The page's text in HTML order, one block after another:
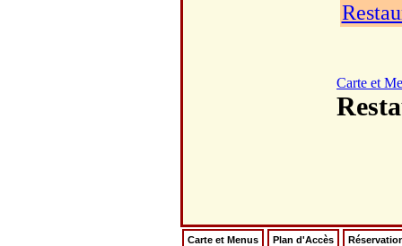
Carte et
Carte et Menus Plan d'Accès